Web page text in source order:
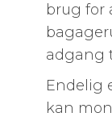
brug for
adgang
Endelig
kan